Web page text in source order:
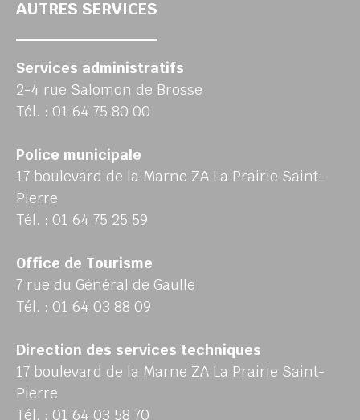
AUTRES SERVICES
Services administratifs
2-4 rue Salomon de Brosse
Tél. : 01 64 75 80 00
Police municipale
17 boulevard de la Marne ZA La Prairie Saint-
Pierre
Tél. : 01 64 75 25 59
Office de Tourisme
7 rue du Général de Gaulle
Tél. : 01 64 03 88 09
Direction des services techniques
17 boulevard de la Marne ZA La Prairie Saint-
Pierre
Tél. : 01 64 03 58 70